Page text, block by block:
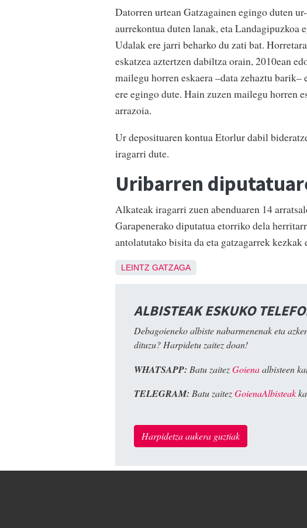
Datorren urtean Gatzagainen egingo duten
aurrekontua duten lanak, eta
Udalak ere jarri beharko du zati bat.
eskatzea aztertzen dabiltza orain, 2010ean
mailegu horren eskaera –data zehaztu
ere egingo dute. Hain zuzen mailegu horren
arrazoia.
Ur deposituaren kontua Etorlur dabil
iragarri dute.
Uribarren
Alkateak iragarri zuen abenduaren 14
Garapenerako diputatua etorriko dela
antolatutako bisita da eta gatzagarrek
LEINTZ GATZAGA
ALBISTEAK ESKUKO
Debagoieneko albiste nabarmenenak eta
dituzu? Harpidetu zaitez doan!
WHATSAPP: Batu zaitezGoienaalbisteen
TELEGRAM: Batu zaitezGoienaAlbisteak
Harpidetza aukera guztiak